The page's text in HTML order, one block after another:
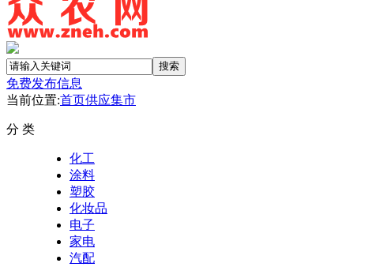
免费发布信息
当前位置:首页供应集市
分 类
化工
涂料
塑胶
化妆品
电子
家电
汽配